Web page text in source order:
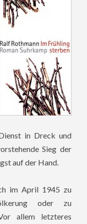
in Dreck und
Sieg der
auf der Hand.
im April 1945 zu
oder zu
allem letzteres